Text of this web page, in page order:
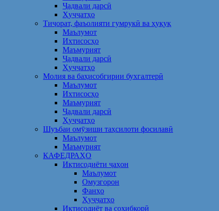
Ҷадвали дарсӣ
Ҳуҷҷатҳо
Тиҷорат, фаъолияти гумрукӣ ва ҳуқуқ
Маълумот
Ихтисосҳо
Маъмурият
Ҷадвали дарсӣ
Ҳуҷҷатҳо
Молия ва баҳисобгирии бухгалтерӣ
Маълумот
Ихтисосҳо
Маъмурият
Ҷадвали дарсӣ
Ҳуҷҷатҳо
Шуъбаи омӯзиши таҳсилоти фосилавӣ
Маълумот
Маъмурият
КАФЕДРАҲО
Иқтисодиёти ҷаҳон
Маълумот
Омузгорон
Фанҳо
Ҳуҷҷатҳо
Иқтисодиёт ва соҳибкорӣ